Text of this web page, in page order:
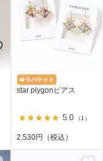
star plygonピアス
5.0 （1）
2,530円（税込）